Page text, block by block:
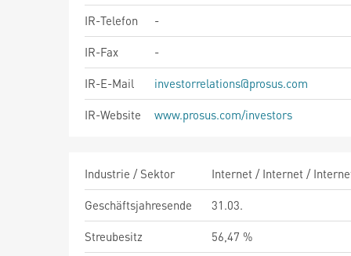
IR-Telefon
-
IR-Fax
-
IR-E-Mail
investorrelations@prosus.com
IR-Website
www.prosus.com/investors
Industrie / Sektor
Internet / Internet /
Geschäftsjahresende
31.03.
Streubesitz
56,47 %